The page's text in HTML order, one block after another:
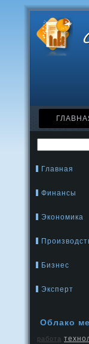
Главная
Финансы
Экономика
Бизнес
Эксперт
Облако
работа